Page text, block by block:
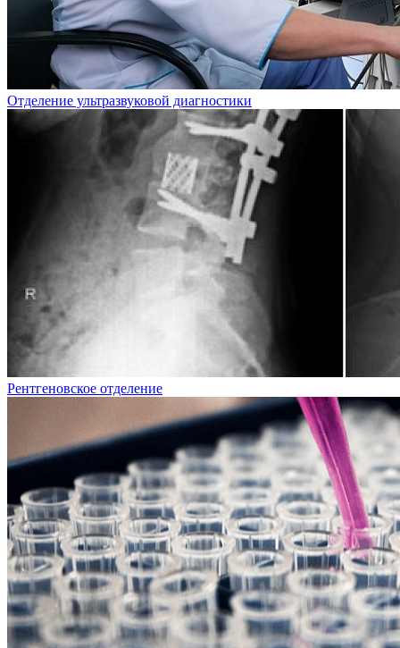
Отделение ультразвуковой диагностики
Рентгеновское отделение